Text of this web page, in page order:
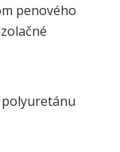
penového